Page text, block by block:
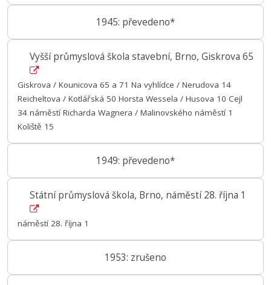
1945: převedeno*
Vyšší průmyslová škola stavební, Brno, Giskrova 65
Giskrova / Kounicova 65 a 71 Na vyhlídce / Nerudova 14
Reicheltova / Kotlářská 50 Horsta Wessela / Husova 10 Cejl
34 náměstí Richarda Wagnera / Malinovského náměstí 1
Koliště 15
1949: převedeno*
Státní průmyslová škola, Brno, náměstí 28. října 1
náměstí 28. října 1
1953: zrušeno